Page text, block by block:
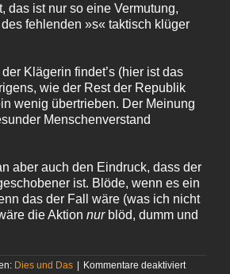
das ist nur so eine Vermutung,
fehlenden »s« taktisch klüger
Klägerin findet’s (hier ist das
wie der Rest der Republik
wenig übertrieben. Der Meinung
Menschenverstand
aber auch den Eindruck, dass der
ist. Blöde, wenn es ein
das der Fall wäre (was ich nicht
die Aktion nurblöd, dumm und
Dies und Das | Kommentare deaktiviertfür